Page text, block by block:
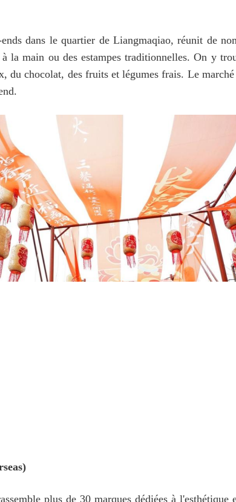
dans le quartier de Liangmaqiao, réunit de
main ou des estampes traditionnelles. On y
du chocolat, des fruits et légumes frais. Le
plus de 30 marques dédiées à